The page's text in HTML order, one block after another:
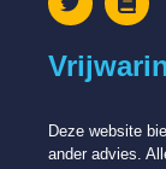
Deze website
ander advies.